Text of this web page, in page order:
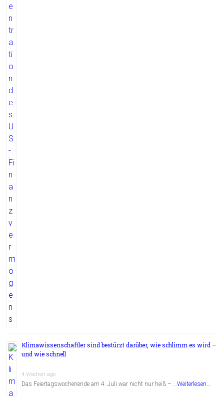
Klimawissenschaftler sind bestürzt darüber, wie schlimm es wird –
und wie schnell
4 Wochen ago
Das Feiertagswochenende am 4. Juli war nicht nur heiß – …Weiterlesen...